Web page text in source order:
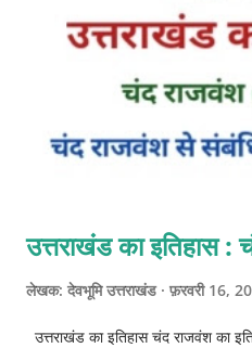
लगे। कन्नौज से सुदूर उत्तर में स्थित
उत्तराखंड का इतिहास
लेखक: देवभूमि उत्तराखंड फ़रवरी 16,
उत्तराखंड का इतिहास चंद राजवंश का